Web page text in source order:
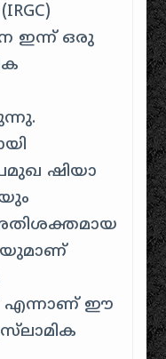
ഇന്ന് ഒരു
ഷിയാ
എന്നാണ് ഈ